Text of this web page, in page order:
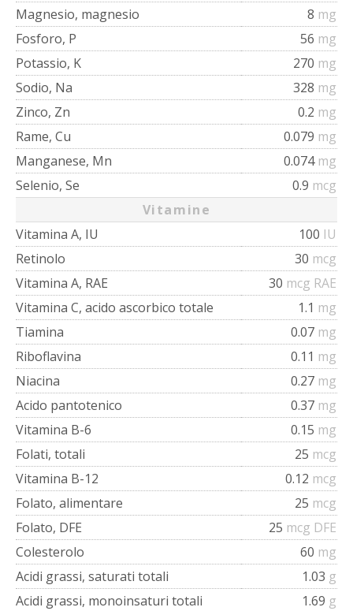
Magnesio, magnesio
8 mg
Fosforo, P
56 mg
Potassio, K
270 mg
Sodio, Na
328 mg
Zinco, Zn
0.2 mg
Rame, Cu
0.079 mg
Manganese, Mn
0.074 mg
Selenio, Se
0.9 mcg
Vitamine
Vitamina A, IU
100 IU
Retinolo
30 mcg
Vitamina A, RAE
30 mcg RAE
Vitamina C, acido ascorbico totale
1.1 mg
Tiamina
0.07 mg
Riboflavina
0.11 mg
Niacina
0.27 mg
Acido pantotenico
0.37 mg
Vitamina B-6
0.15 mg
Folati, totali
25 mcg
Vitamina B-12
0.12 mcg
Folato, alimentare
25 mcg
Folato, DFE
25 mcg DFE
Colesterolo
60 mg
Acidi grassi, saturati totali
1.03 g
Acidi grassi, monoinsaturi totali
1.69 g